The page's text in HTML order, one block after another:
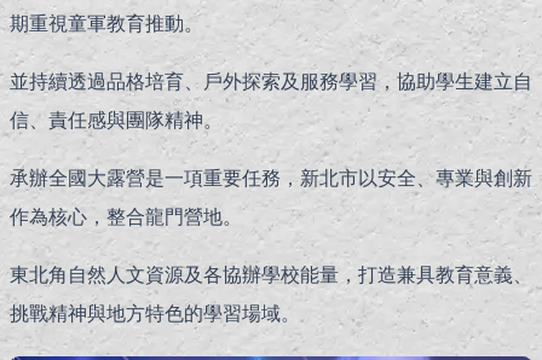
期重視童軍教育推動。
並持續透過品格培育、戶外探索及服務學習，協助學生建立自
信、責任感與團隊精神。
承辦全國大露營是一項重要任務，新北市以安全、專業與創新
作為核心，整合龍門營地。
東北角自然人文資源及各協辦學校能量，打造兼具教育意義、
挑戰精神與地方特色的學習場域。